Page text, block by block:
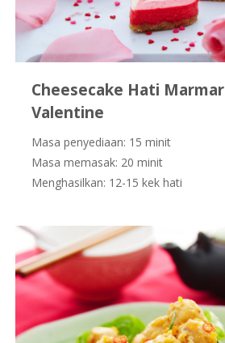
Cheesecake Hati Marmar
Valentine
Masa penyediaan: 15 minit
Masa memasak: 20 minit
Menghasilkan: 12-15 kek hati